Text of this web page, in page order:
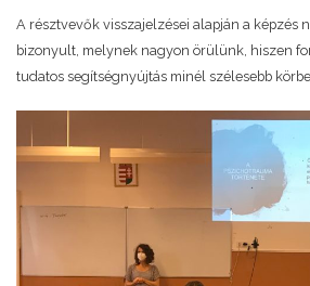
A résztvevők visszajelzései alapján a képzés
bizonyult, melynek nagyon örülünk, hiszen
tudatos segítségnyújtás minél szélesebb